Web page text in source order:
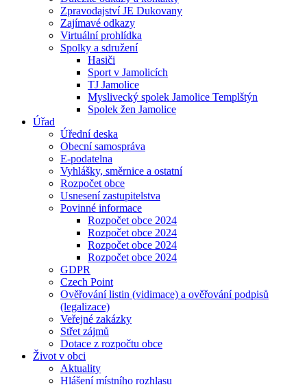
Zpravodajství JE Dukovany
Zajímavé odkazy
Virtuální prohlídka
Spolky a sdružení
Hasiči
Sport v Jamolicích
TJ Jamolice
Myslivecký spolek Jamolice Templštýn
Spolek žen Jamolice
Úřad
Úřední deska
Obecní samospráva
E-podatelna
Vyhlášky, směrnice a ostatní
Rozpočet obce
Usnesení zastupitelstva
Povinné informace
Rozpočet obce 2024
Rozpočet obce 2024
Rozpočet obce 2024
Rozpočet obce 2024
GDPR
Czech Point
Ověřování listin (vidimace) a ověřování podpisů
(legalizace)
Veřejné zakázky
Střet zájmů
Dotace z rozpočtu obce
Život v obci
Aktuality
Hlášení místního rozhlasu